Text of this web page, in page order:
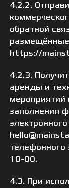
4.2.2.
обратной
https://
4.2.3.
аренды и
мероприятий
заполнения
10-00.
4.3. При